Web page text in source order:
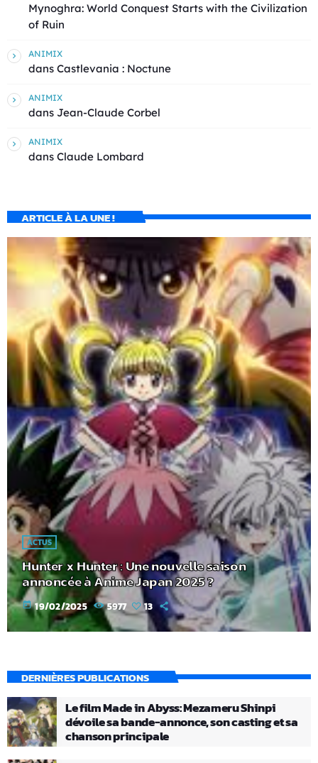
Mynoghra: World Conquest Starts with the Civilization
of Ruin
ANIMIX
dans Castlevania : Noctune
ANIMIX
dans Jean-Claude Corbel
ANIMIX
dans Claude Lombard
ARTICLE À LA UNE !
ACTUS
Hunter x Hunter : Une nouvelle saison
annoncée à Anime Japan 2025 ?
today 19/02/2025 5977 13
DERNIÈRES PUBLICATIONS
Le film Made in Abyss: Mezameru Shinpi
dévoile sa bande-annonce, son casting et sa
chanson principale